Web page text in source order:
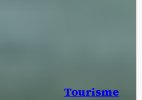
Tourisme